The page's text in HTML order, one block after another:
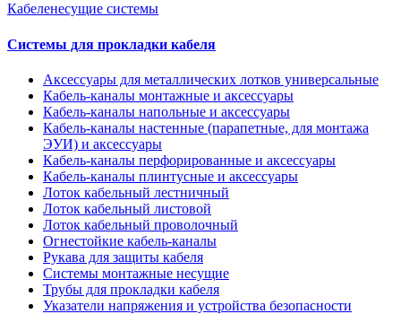
Кабеленесущие системы
Системы для прокладки кабеля
Аксессуары для металлических лотков универсальные
Кабель-каналы монтажные и аксессуары
Кабель-каналы напольные и аксессуары
Кабель-каналы настенные (парапетные, для монтажа
ЭУИ) и аксессуары
Кабель-каналы перфорированные и аксессуары
Кабель-каналы плинтусные и аксессуары
Лоток кабельный лестничный
Лоток кабельный листовой
Лоток кабельный проволочный
Огнестойкие кабель-каналы
Рукава для защиты кабеля
Системы монтажные несущие
Трубы для прокладки кабеля
Указатели напряжения и устройства безопасности